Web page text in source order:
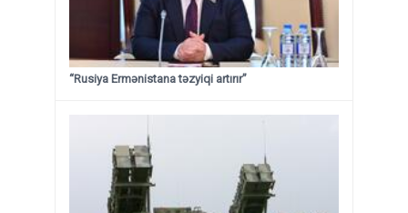
“Rusiya Ermənistana təzyiqi artırır”